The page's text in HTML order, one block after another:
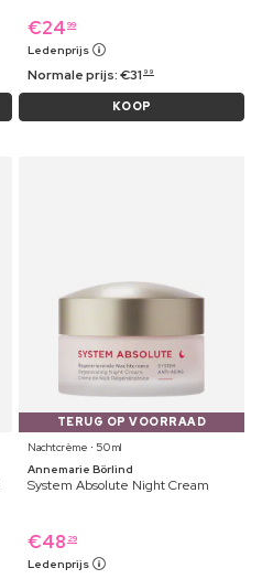
€24 99
Ledenprijs
Normale prijs:€31 99
KOOP
TERUG OP VOORRAAD
Nachtcrème ⋅ 50 ml
Annemarie Börlind
System Absolute Night Cream
€48 29
Ledenprijs